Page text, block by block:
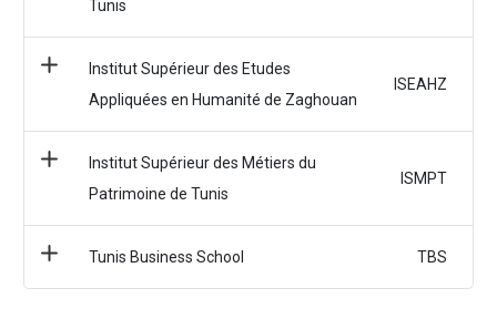
Tunis
Institut Supérieur des Etudes
Appliquées en Humanité de Zaghouan
ISEAHZ
Institut Supérieur des Métiers du
Patrimoine de Tunis
ISMPT
Tunis Business School TBS